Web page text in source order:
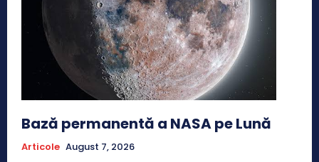
Bază permanentă a NASA pe Lună
Articole August 7, 2026